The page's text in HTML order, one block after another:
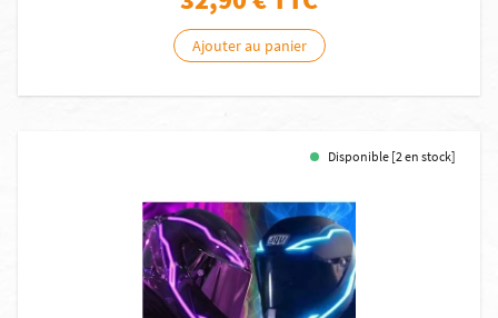
Ajouter au panier
Disponible [2 en stock]